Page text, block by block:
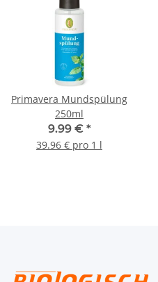
Primavera Mundspülung
250ml
9.99 € *
39.96 € pro 1 l